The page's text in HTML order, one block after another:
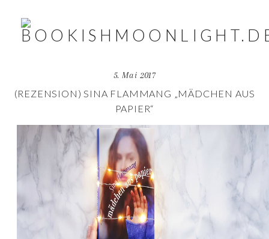
5. Mai 2017
(REZENSION) SINA FLAMMANG „MÄDCHEN AUS
PAPIER“